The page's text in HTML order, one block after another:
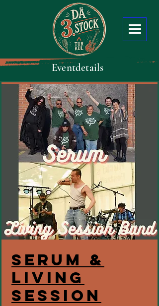
Eventdetails
Serum &
Living
Session